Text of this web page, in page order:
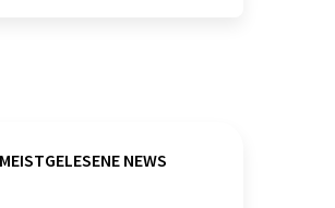
MEISTGELESENE NEWS